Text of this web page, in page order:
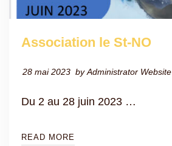
Association le St-NO
28 mai 2023 byAdministrator Website
Du 2 au 28 juin 2023 …
READ MORE